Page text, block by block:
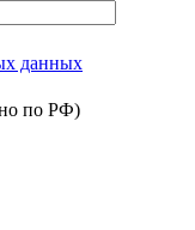
данных
по РФ)